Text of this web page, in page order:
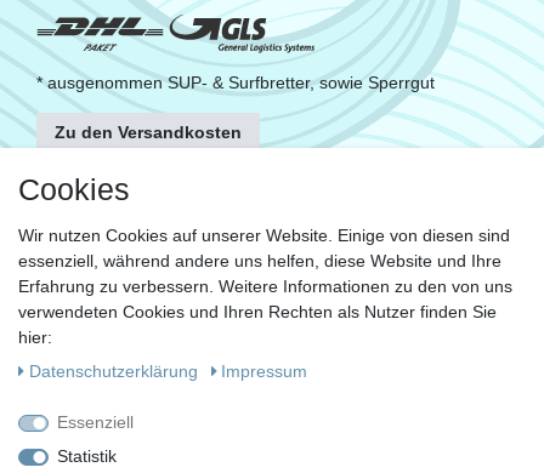
* ausgenommen SUP- & Surfbretter, sowie Sperrgut
Zu den Versandkosten
FOLGE UNS
KONTAKT
Fragen?
Ruf uns an, mein Team und ich helfen Dir gerne.
oder
Cookies
Wir nutzen Cookies auf unserer Website. Einige von diesen sind
essenziell, während andere uns helfen, diese Website und Ihre
Erfahrung zu verbessern. Weitere Informationen zu den von uns
verwendeten Cookies und Ihren Rechten als Nutzer finden Sie
hier:
Daten­schutz­erklärung
Impressum
Essenziell
Statistik